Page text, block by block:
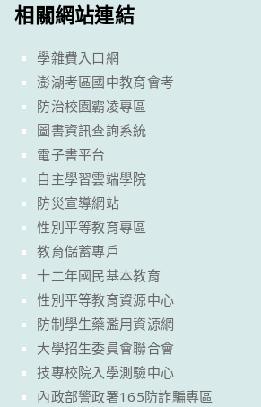
相關網站連結
學雜費入口網
澎湖考區國中教育會考
防治校園霸凌專區
圖書資訊查詢系統
電子書平台
自主學習雲端學院
防災宣導網站
性別平等教育專區
教育儲蓄專戶
十二年國民基本教育
性別平等教育資源中心
防制學生藥濫用資源網
大學招生委員會聯合會
技專校院入學測驗中心
內政部警政署165防詐騙專區